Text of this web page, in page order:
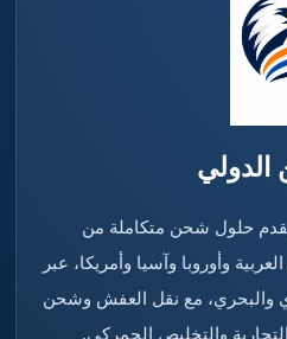
الدولي
حلول شحن متكاملة من
وأوروبا وآسيا وأمريكا، عبر
والبحري، مع نقل العفش وشحن
والتخليص الجمركي.